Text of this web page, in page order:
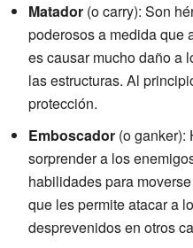
Matador (o carry): Son
poderosos a medida que
es causar mucho daño a
las estructuras. Al
protección.
Emboscador (o ganker):
sorprender a los
habilidades para
que les permite atacar a
desprevenidos en otros